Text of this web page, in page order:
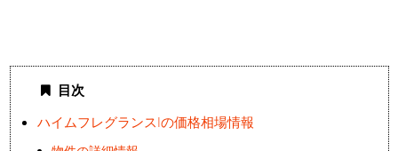
目次
ハイムフレグランスIの価格相場情報